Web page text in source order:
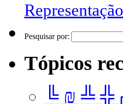
Representação
Pesquisar por:
Tópicos
╚ ₪ ╩